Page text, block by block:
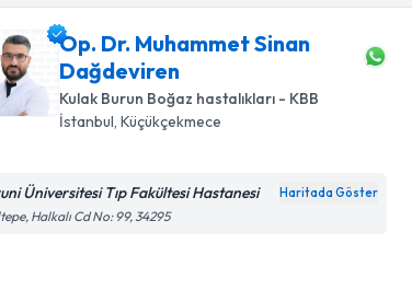
Op. Dr. Muhammet Sinan
Dağdeviren
Kulak Burun Boğaz hastalıkları - KBB
İstanbul , Küçükçekmece
Üniversitesi Tıp Fakültesi Hastanesi Haritada Göster
Halkalı Cd No: 99, 34295